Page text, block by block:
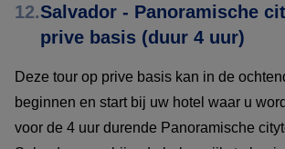
12.Salvador - Panoramische
prive basis (duur 4 uur)
Deze tour op prive basis kan in de
beginnen en start bij uw hotel waar u
voor de 4 uur durende Panoramische